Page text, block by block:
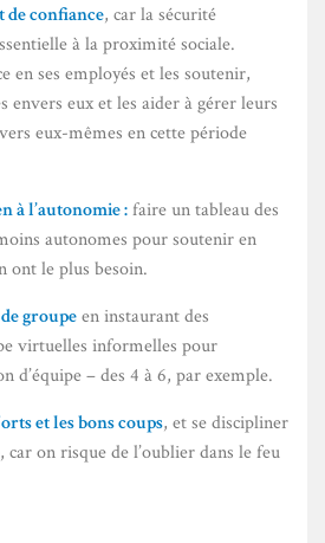
confiance, car la sécurité
à la proximité sociale.
en ses employés et les soutenir,
envers eux et les aider à gérer leurs
eux-mêmes en cette période
à l’autonomie :faire un tableau des
autonomes pour soutenir en
ont le plus besoin.
groupeen instaurant des
virtuelles informelles pour
d’équipe – des 4 à 6, par exemple.
et les bons coups, et se discipliner
car on risque de l’oublier dans le feu